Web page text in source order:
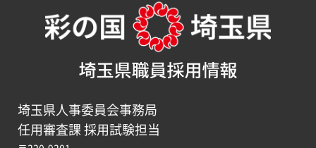
埼玉県職員採用情報
埼玉県人事委員会事務局
任用審査課 採用試験担当